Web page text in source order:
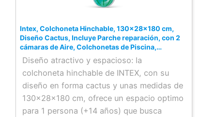
Incluye: bolsa de transporte
Intex, Colchoneta Hinchable, 130x28x180 cm,
Diseño Cactus, Incluye Parche reparación, con 2
cámaras de Aire, Colchonetas de Piscina,
Hinchables Playa, Juguete Agua, Flotador (58793)
Diseño atractivo y espacioso: la
colchoneta hinchable de INTEX, con su
diseño en forma cactus y unas medidas de
130x28x180 cm, ofrece un espacio optimo
para 1 persona (+14 años) que busca